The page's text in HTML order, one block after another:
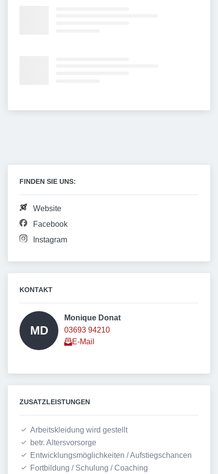
FINDEN SIE UNS:
Website
Facebook
Instagram
KONTAKT
MD
Monique Donat
03693 94210
E-Mail
ZUSATZLEISTUNGEN
Arbeitskleidung wird gestellt
betr. Altersvorsorge
Entwicklungsmöglichkeiten / Aufstiegschancen
Fortbildung / Schulung / Coaching